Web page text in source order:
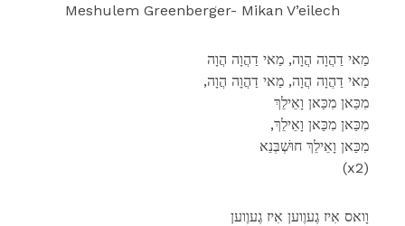
Meshulem Greenberger- Mikan V’eilech
מַאי דַהֲוָה הֲוָה, מַאי דַהֲוָה הֲוָה
,מַאי דַהֲוָה הֲוָה, מַאי דַהֲוָה הֲוָה
מִכַּאן מִכַּאן וָאֵילֵךְ
,מִכַּאן מִכַּאן וָאֵילֵךְ
מִכַּאן וָאֵילֵךְ חוּשְׁבְּנֵא
(x2)
וָואס אִיז גֶעוֶוען אִיז גֶעוֶוען